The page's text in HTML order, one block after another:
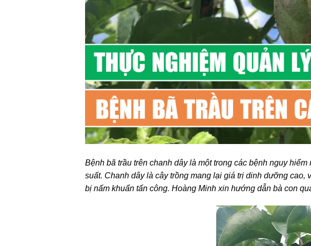
Bệnh bã trầu trên chanh dây là một trong các bệnh nguy
suất. Chanh dây là cây trồng mang lại giá trị dinh dưỡng
bị nấm khuẩn tấn công. Hoàng Minh xin hướng dẫn bà con